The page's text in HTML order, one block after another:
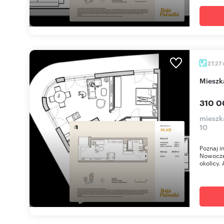
27,27
310
10
Poznaj
okolicy.